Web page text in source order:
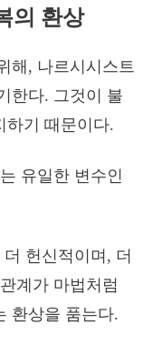
의 환상
해, 나르시시스트
한다. 그것이 불
하기 때문이다.
유일한 변수인
헌신적이며, 더
계가 마법처럼
환상을 품는다.